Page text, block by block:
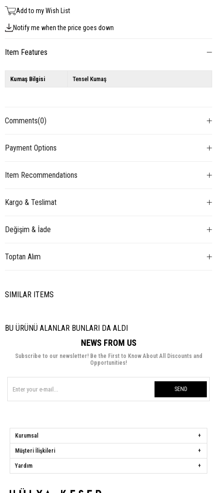
Add to my Wish List
Notify me when the price goes down
Item Features
Kumaş Bilgisi Tensel Kumaş
Comments(0)
Payment Options
Item Recommendations
Kargo & Teslimat
Değişim & İade
Toptan Alım
SIMILAR ITEMS
BU ÜRÜNÜ ALANLAR BUNLARI DA ALDI
NEWS FROM US
Subscribe to our newsletter! Be the First to Know About All Discounts and
Opportunities!
SEND
Kurumsal
Müşteri İlişkileri
Yardım
Address:Başakşehir Mah. Ali Rıza Kuzucan Sitesi Taşoluk Yolu Sk.